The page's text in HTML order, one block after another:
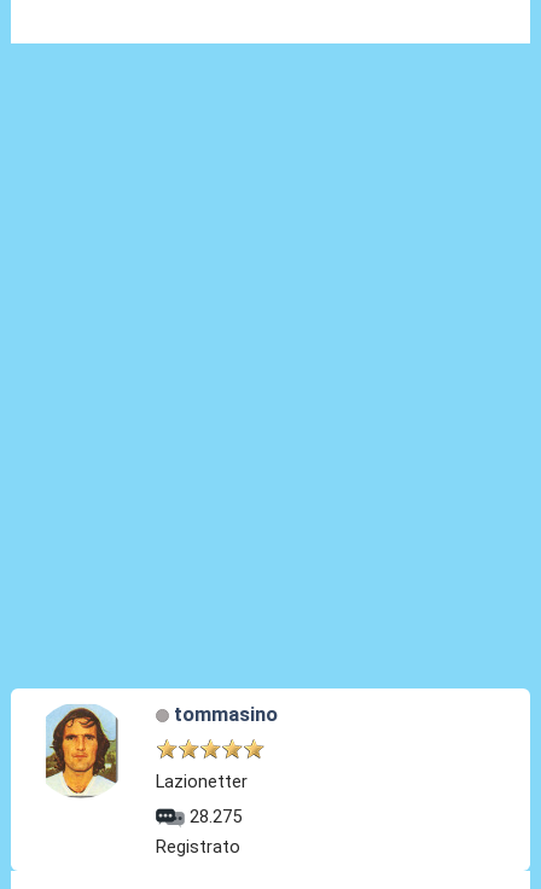
tommasino
Lazionetter
28.275
Registrato